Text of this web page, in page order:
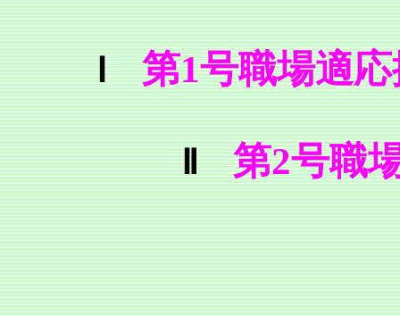
Ⅰ第1号職場適
Ⅱ第2号職